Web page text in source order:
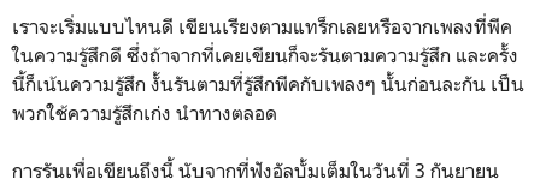
เราจะเริ่มแบบไหนดี เขียนเรียงตามแทร็กเลยหรือจากเพลงที่พีค
ในความรู้สึกดี ซึ่งถ้าจากที่เคยเขียนก็จะรันตามความรู้สึก และครั้ง
นี้ก็เน้นความรู้สึก งั้นรันตามที่รู้สึกพีคกับเพลงๆ นั้นก่อนละกัน เป็น
พวกใช้ความรู้สึกเก่ง นำทางตลอด
การรันเพื่อเขียนถึงนี้ นับจากที่ฟังอัลบั้มเต็มในวันที่ 3 กันยายน